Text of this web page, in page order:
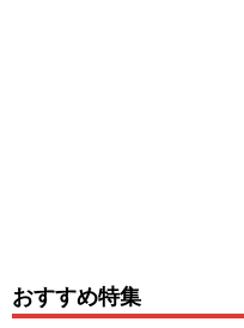
おすすめ特集